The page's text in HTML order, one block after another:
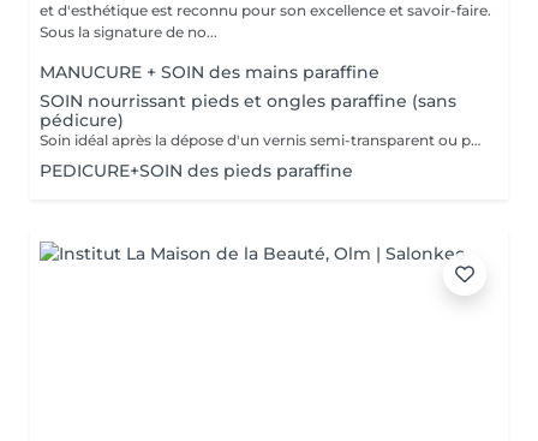
et d'esthétique est reconnu pour son excellence et savoir-faire.
Sous la signature de no...
MANUCURE + SOIN des mains paraffine
SOIN nourrissant pieds et ongles paraffine (sans
pédicure)
Soin idéal après la dépose d'un vernis semi-transparent ou pour simplement nourrir les pieds et les ongles
PEDICURE+SOIN des pieds paraffine